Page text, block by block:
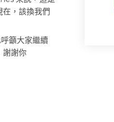
，該換我們
籲大家繼續
謝謝你